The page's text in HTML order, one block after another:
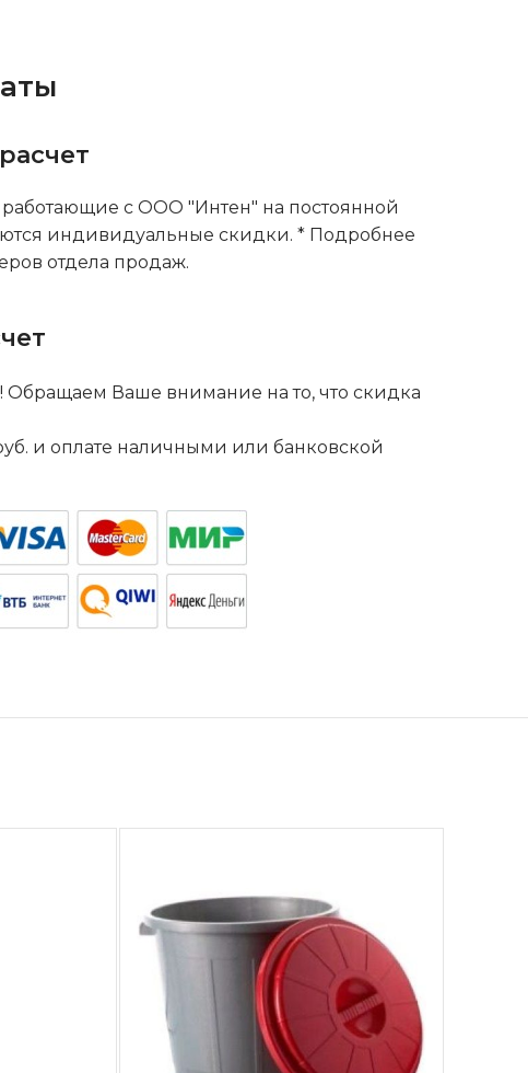
с ООО "Интен" на постоянной
индивидуальные скидки. * Подробнее
отдела продаж.
Ваше внимание на то, что скидка
и оплате наличными или банковской